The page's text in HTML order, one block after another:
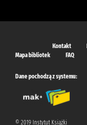
Kontakt
Mapa bibliotek
FAQ
Dane pochodzą z systemu:
© 2019 Instytut Książki